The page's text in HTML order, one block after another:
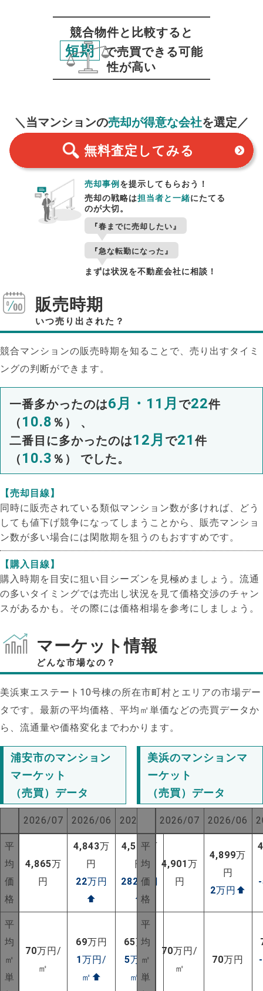
NEW!
NEW!
競合物件と比較すると
短期
で売買できる可能
性が高い
＼当マンションの売却が得意な会社を選定／
無料査定 してみる
売却事例を提示してもらおう！
売却の戦略は担当者と一緒にたてる
のが大切。
『春までに売却したい』
『急な転勤になった』
まずは状況を不動産会社に相談！
販売時期
いつ売り出された？
競合マンションの販売時期を知ることで、売り出すタイミ
ングの判断ができます。
一番多かったのは6月・11月 で22件
（ 10.8 ％） 、
二番目に多かったのは12月 で21 件
（ 10.3 ％） でした。
【売却目線】
同時に販売されている類似マンション数が多ければ、どう
しても値下げ競争になってしまうことから、販売マンショ
ン数が多い場合には閑散期を狙うのもおすすめです。
【購入目線】
購入時期を目安に狙い目シーズンを見極めましょう。流通
の多いタイミングでは売出し状況を見て価格交渉のチャン
スがあるかも。その際には価格相場を参考にしましょう。
マーケット情報
どんな市場なの？
美浜東エステート10号棟の所在市町村とエリアの市場デー
タです。最新の平均価格、平均㎡単価などの売買データか
ら、流通量や価格変化までわかります。
浦安市のマンション
マーケット
（売買）データ
2026/07 2026/06 2025/07
平
均
価
格
4,865万
円
4,843万
円
22万円
⬆
4,583万
円
282 万円
⬆
平
均
㎡
単
70万円/
㎡
69万円
1万円/
㎡ ⬆
65万円
5万円/
㎡ ⬆
美浜のマンションマ
ーケット
（売買）データ
2026/07 2026/06
平
均
価
格
4,901万
円
4,899万
円
2万円 ⬆
平
均
㎡
単
70万円/
㎡
70万円